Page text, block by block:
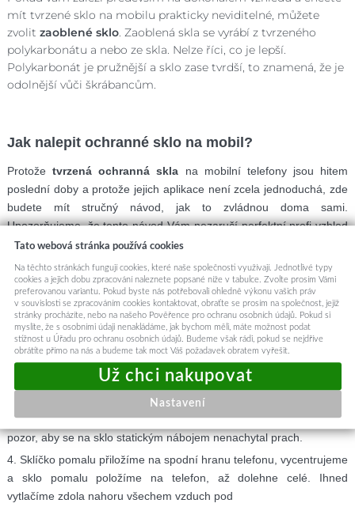
mít tvrzené sklo na mobilu prakticky neviditelné, můžete
zvolit zaoblené sklo. Zaoblená skla se vyrábí z tvrzeného
polykarbonátu a nebo ze skla. Nelze říci, co je lepší.
Polykarbonát je pružnější a sklo zase tvrdší, to znamená, že je
odolnější vůči škrábancům.
Jak nalepit ochranné sklo na mobil?
Protožetvrzená ochranná skla na mobilní telefony jsou hitem
poslední doby a protože jejich aplikace není zcela jednoduchá, zde
budete mít stručný návod, jak to zvládnou doma sami.
Upozorňujeme, že tento návod Vám nezaručí perfektní profi vzhled
nalepeného sklíčka, předpokladem k tomu jsou především šikovné
ruce, můžeme Vám však pomoci se dokonalému dobře
nalepenému sklíčku přiblížit.
1. Nejprve je třeba vyčistit povrch dotykové plochy telefonu vlhkým
hadříkem, na kterém bývá nápis (Alcohol). Dejte si záležet, aby jste
setřeli všechna místa, včetně okrajů displeje.
2. Poté je třeba povrch důkladně očistit suchým hadříkem. Na suchý
hadřík silou tlačíme. Dejte pozor, aby na povrchu displeje nebyla
3. Následně odlepíme krycí folii z tvrzeného skla a současně dáme
pozor, aby se na sklo statickým nábojem nenachytal prach.
4. Sklíčko pomalu přiložíme na spodní hranu telefonu, vycentrujeme
a sklo pomalu položíme na telefon, až dolehne celé. Ihned
vytlačíme zdola nahoru všechem vzduch pod
Tato webová stránka používá cookies
Na těchto stránkách fungují cookies, které naše společnosti využívají. Jednotlivé typy
cookies a jejich dobu zpracování naleznete popsané níže v tabulce. Zvolte prosím Vámi
preferovanou variantu. Pokud byste nás potřebovali ohledně výkonu vašich práv
v souvislosti se zpracováním cookies kontaktovat, obraťte se prosím na společnost, jejíž
stránky procházíte, nebo na našeho Pověřence pro ochranu osobních údajů. Pokud si
myslíte, že s osobními údaji nenakládáme, jak bychom měli, máte možnost podat
stížnost u Úřadu pro ochranu osobních údajů. Budeme však rádi, pokud se nejdříve
obrátíte přímo na nás a budeme tak moct Váš požadavek obratem vyřešit.
Nastavení